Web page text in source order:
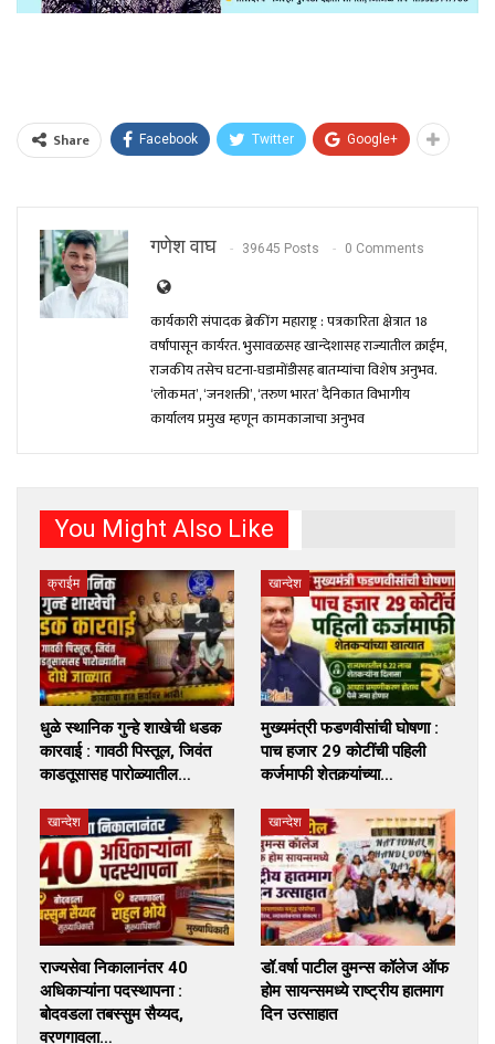
Share Facebook Twitter Google+
गणेश वाघ 39645 Posts 0 Comments
कार्यकारी संपादक ब्रेकींग महाराष्ट्र : पत्रकारिता क्षेत्रात 18
वर्षांपासून कार्यरत. भुसावळसह खान्देशासह राज्यातील क्राईम,
राजकीय तसेच घटना-घडामोंडीसह बातम्यांचा विशेष अनुभव.
‘लोकमत’, ‘जनशक्ती’, ‘तरुण भारत’ दैनिकात विभागीय
कार्यालय प्रमुख म्हणून कामकाजाचा अनुभव
You Might Also Like
क्राईम
धुळे स्थानिक गुन्हे शाखेची धडक
कारवाई : गावठी पिस्तूल, जिवंत
काडतूसासह पारोळ्यातील…
खान्देश
मुख्यमंत्री फडणवीसांची घोषणा :
पाच हजार 29 कोटींची पहिली
कर्जमाफी शेतकर्‍यांच्या…
खान्देश
राज्यसेवा निकालानंतर 40
अधिकाऱ्यांना पदस्थापना :
बोदवडला तबस्सुम सैय्यद,
वरणगावला…
खान्देश
डॉ.वर्षा पाटील वुमन्स कॉलेज ऑफ
होम सायन्समध्ये राष्ट्रीय हातमाग
दिन उत्साहात